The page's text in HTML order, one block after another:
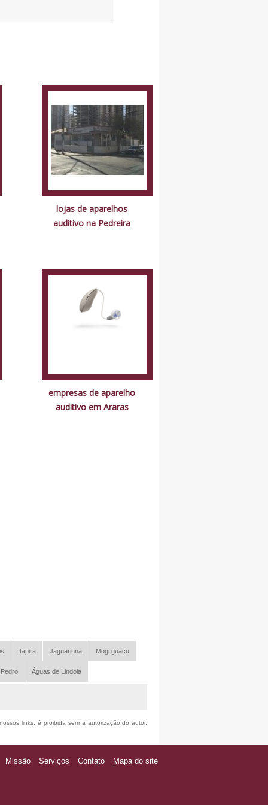
lojas de aparelhos
auditivo na Pedreira
empresas de aparelho
auditivo em Araras
Itapira Jaguariuna Mogi guacu
Águas de Lindoia
links, é proibida sem a autorização do autor.
Missão Serviços Contato Mapa do site